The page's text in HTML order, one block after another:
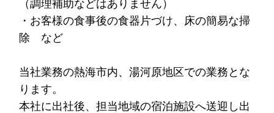
（調理補助などはありません）
・お客様の食事後の食器片づけ、床の簡易な掃
除 など
当社業務の熱海市内、湯河原地区での業務とな
ります。
本社に出社後、担当地域の宿泊施設へ送迎し出